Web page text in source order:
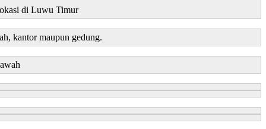
di Luwu Timur
kantor maupun gedung.